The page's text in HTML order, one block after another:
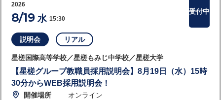
説明会 リアル
星槎国際高等学校／星槎もみじ中学校／星槎大学
【星槎グループ教職員採用説明会】8月19日（水）15時
30分からWEB採用説明会！
開催場所
オンライン
2026
8/19 水 15:30
受付中